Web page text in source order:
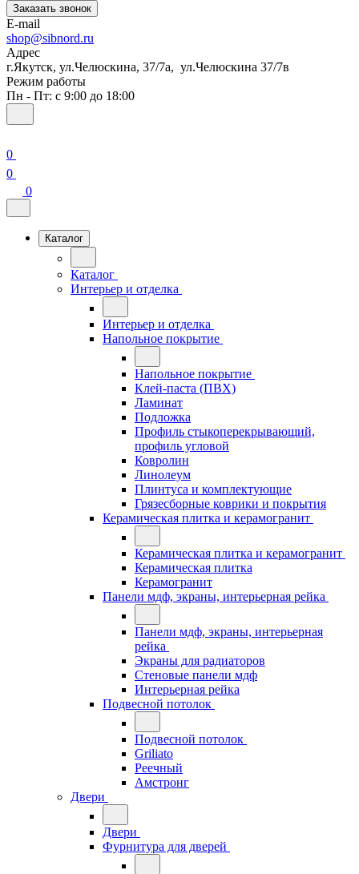
Заказать звонок
E-mail
shop@sibnord.ru
Адрес
​г.Якутск, ул.Челюскина, 37/7а, ул.Челюскина 37/7в
Режим работы
Пн - Пт: с 9:00 до 18:00
0
0
0
Каталог
Каталог
Интерьер и отделка
Интерьер и отделка
Напольное покрытие
Напольное покрытие
Клей-паста (ПВХ)
Ламинат
Подложка
Профиль стыкоперекрывающий,
профиль угловой
Ковролин
Линолеум
Плинтуса и комплектующие
Грязесборные коврики и покрытия
Керамическая плитка и керамогранит
Керамическая плитка и керамогранит
Керамическая плитка
Керамогранит
Панели мдф, экраны, интерьерная рейка
Панели мдф, экраны, интерьерная
рейка
Экраны для радиаторов
Стеновые панели мдф
Интерьерная рейка
Подвесной потолок
Подвесной потолок
Griliato
Реечный
Амстронг
Двери
Двери
Фурнитура для дверей